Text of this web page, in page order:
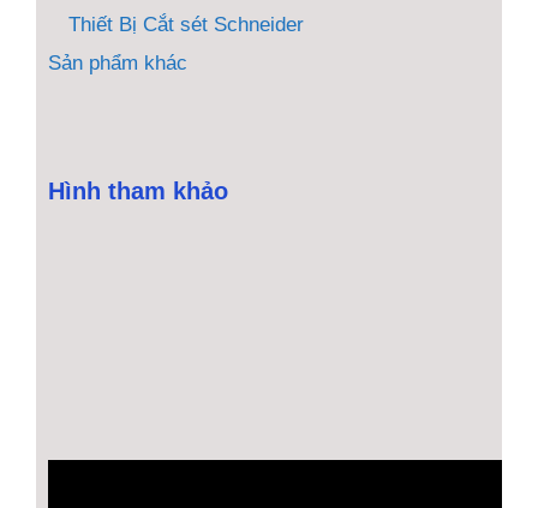
Thiết Bị Cắt sét Schneider
Sản phẩm khác
Hình tham khảo